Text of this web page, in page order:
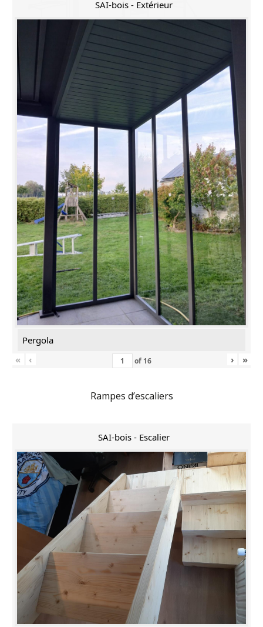
SAI-bois - Extérieur
Pergola
«
‹ of 16 › »
Rampes d’escaliers
SAI-bois - Escalier